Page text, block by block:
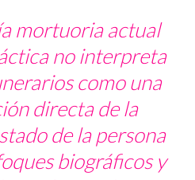
mortuoria actual
no interpreta
como una
directa de la
de la persona
biográficos y